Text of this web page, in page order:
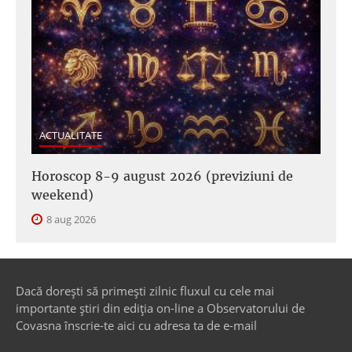
ACTUALITATE
Horoscop 8-9 august 2026 (previziuni de
weekend)
8 aug 2026
Dacă dorești să primești zilnic fluxul cu cele mai
importante știri din ediția on-line a Observatorului de
Covasna înscrie-te aici cu adresa ta de e-mail